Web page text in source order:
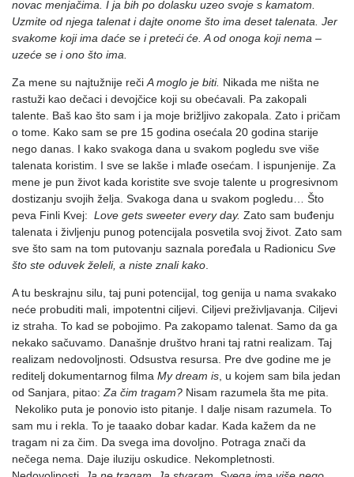
novac menjačima. I ja bih po dolasku uzeo svoje s kamatom.
Uzmite od njega talenat i dajte onome što ima deset talenata. Jer
svakome koji ima daće se i preteći će. A od onoga koji nema –
uzeće se i ono što ima.
Za mene su najtužnije reči A moglo je biti. Nikada me ništa ne
rastuži kao dečaci i devojčice koji su obećavali. Pa zakopali
talente. Baš kao što sam i ja moje brižljivo zakopala. Zato i pričam
o tome. Kako sam se pre 15 godina osećala 20 godina starije
nego danas. I kako svakoga dana u svakom pogledu sve više
talenata koristim. I sve se lakše i mlađe osećam. I ispunjenije. Za
mene je pun život kada koristite sve svoje talente u progresivnom
dostizanju svojih želja. Svakoga dana u svakom pogledu… Što
peva Finli Kvej: Love gets sweeter every day. Zato sam buđenju
talenata i življenju punog potencijala posvetila svoj život. Zato sam
sve što sam na tom putovanju saznala poređala u Radionicu Sve
što ste oduvek želeli, a niste znali kako
A tu beskrajnu silu, taj puni potencijal, tog genija u nama svakako
neće probuditi mali, impotentni ciljevi. Ciljevi preživljavanja. Ciljevi
iz straha. To kad se pobojimo. Pa zakopamo talenat. Samo da ga
nekako sačuvamo. Današnje društvo hrani taj ratni realizam. Taj
realizam nedovoljnosti. Odsustva resursa. Pre dve godine me je
reditelj dokumentarnog filma My dream is , u kojem sam bila jedan
od Sanjara, pitao: Za čim tragam? Nisam razumela šta me pita.
Nekoliko puta je ponovio isto pitanje. I dalje nisam razumela. To
sam mu i rekla. To je taaako dobar kadar. Kada kažem da ne
tragam ni za čim. Da svega ima dovoljno. Potraga znači da
nečega nema. Daje iluziju oskudice. Nekompletnosti.